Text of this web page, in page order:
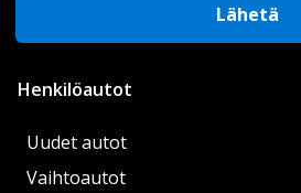
Lähetä
Henkilöautot
Uudet autot
Vaihtoautot